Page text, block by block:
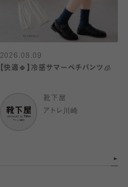
2026.08.09
【快適🍀】冷感サマーペチパンツ🧊
靴下屋
アトレ川崎